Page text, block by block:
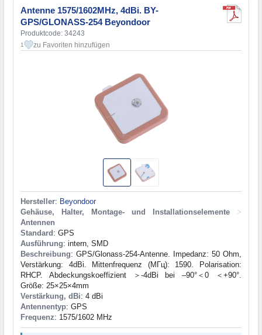
Antenne 1575/1602MHz, 4dBi. BY-
GPS/GLONASS-254 Beyondoor
Produktcode: 34243
1 zu Favoriten hinzufügen
Hersteller: Beyondoor
Gehäuse, Halter, Montage- und Installationselemente
>
Antennen
Standard : GPS
Ausführung: intern, SMD
Beschreibung: GPS/Glonass-254-Antenne. Impedanz: 50 Ohm,
Verstärkung: 4dBi. Mittenfrequenz (МГц): 1590. Polarisation:
RHCP. Abdeckungskoeffizient ＞-4dBi bei –90°＜0 ＜+90°.
Größe: 25×25×4mm
Verstärkung, dBi: 4 dBi
Antennentyp: GPS
Frequenz: 1575/1602 MHz